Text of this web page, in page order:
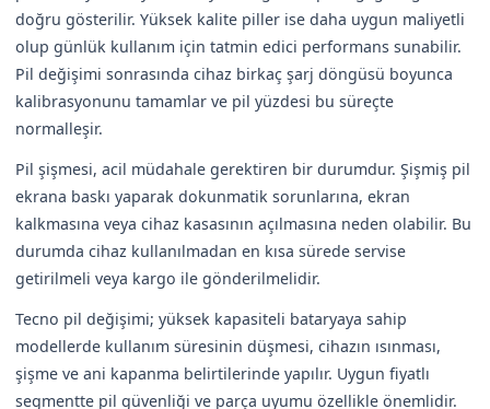
doğru gösterilir. Yüksek kalite piller ise daha uygun maliyetli
olup günlük kullanım için tatmin edici performans sunabilir.
Pil değişimi sonrasında cihaz birkaç şarj döngüsü boyunca
kalibrasyonunu tamamlar ve pil yüzdesi bu süreçte
normalleşir.
Pil şişmesi, acil müdahale gerektiren bir durumdur. Şişmiş pil
ekrana baskı yaparak dokunmatik sorunlarına, ekran
kalkmasına veya cihaz kasasının açılmasına neden olabilir. Bu
durumda cihaz kullanılmadan en kısa sürede servise
getirilmeli veya kargo ile gönderilmelidir.
Tecno pil değişimi; yüksek kapasiteli bataryaya sahip
modellerde kullanım süresinin düşmesi, cihazın ısınması,
şişme ve ani kapanma belirtilerinde yapılır. Uygun fiyatlı
segmentte pil güvenliği ve parça uyumu özellikle önemlidir.